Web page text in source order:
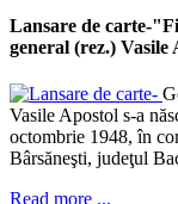
Lansare de carte-
general (rez.) Vasile
Vasile Apostol s-a
octombrie 1948, în
Bârsăneşti, judeţul
Read more ...